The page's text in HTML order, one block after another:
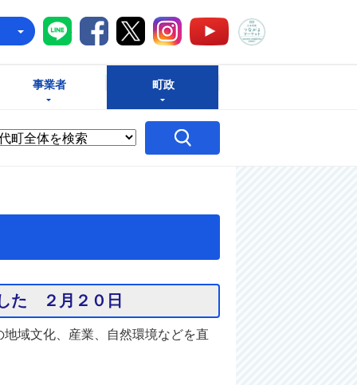
八千代町LINE
八千代町Facebook
八千代町X八千代町Instagram八千代町YouTube
事業者 町政
た ２月２０日
域文化、産業、自然環境などを直